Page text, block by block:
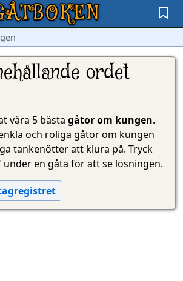
ordet
våra 5 bästa gåtor om kungen.
och roliga gåtor om kungen
tankenötter att klura på. Tryck
under en gåta för att se lösningen.